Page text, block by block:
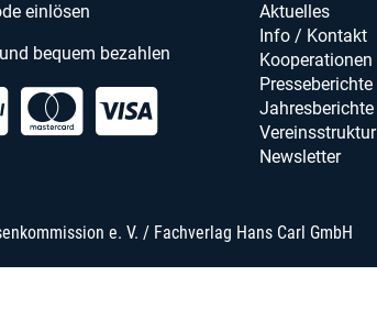
einlösen
bequem bezahlen
Aktuelles
Info / Kontakt
Kooperationen
Presseberichte
Jahresberichte
Vereinsstruktur
Newsletter
e. V. / Fachverlag Hans Carl GmbH